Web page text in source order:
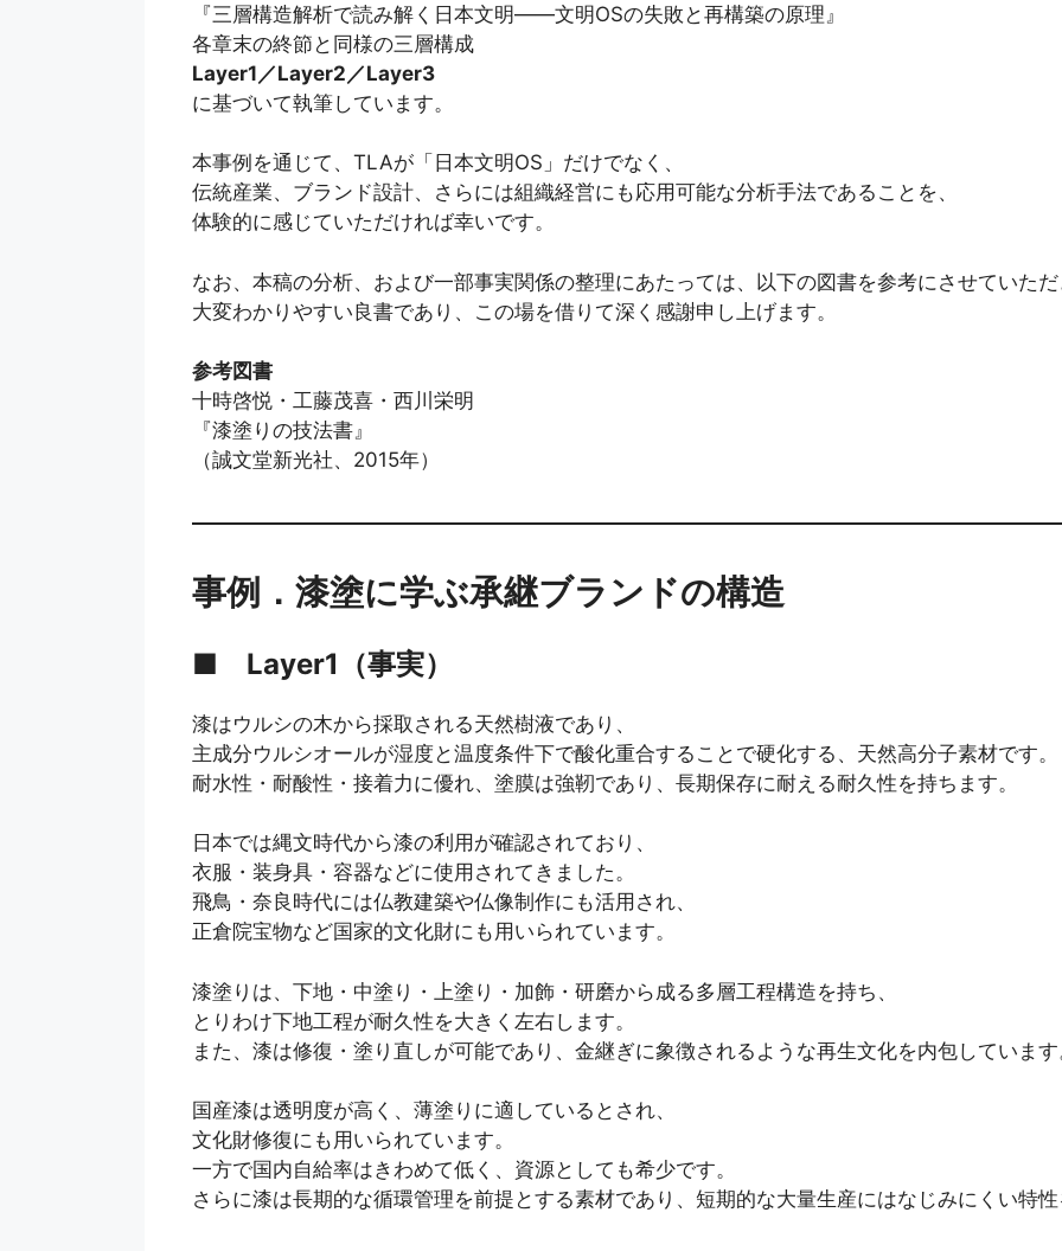
『三層構造解析で読み解く日本文明――文明OSの失敗と再構築の原理』
各章末の終節と同様の三層構成
Layer1／Layer2／Layer3
に基づいて執筆しています。
本事例を通じて、TLAが「日本文明OS」だけでなく、
伝統産業、ブランド設計、さらには組織経営にも応用可能な分析手法であることを、
体験的に感じていただければ幸いです。
なお、本稿の分析、および一部事実関係の整理にあたっては、以下の図書を参考にさせていた
大変わかりやすい良書であり、この場を借りて深く感謝申し上げます。
参考図書
十時啓悦・工藤茂喜・西川栄明
『漆塗りの技法書』
（誠文堂新光社、2015年）
事例．漆塗に学ぶ承継ブランドの構造
■ Layer1（事実）
漆はウルシの木から採取される天然樹液であり、
主成分ウルシオールが湿度と温度条件下で酸化重合することで硬化する、天然高分子素材です。
耐水性・耐酸性・接着力に優れ、塗膜は強靭であり、長期保存に耐える耐久性を持ちます。
日本では縄文時代から漆の利用が確認されており、
衣服・装身具・容器などに使用されてきました。
飛鳥・奈良時代には仏教建築や仏像制作にも活用され、
正倉院宝物など国家的文化財にも用いられています。
漆塗りは、下地・中塗り・上塗り・加飾・研磨から成る多層工程構造を持ち、
とりわけ下地工程が耐久性を大きく左右します。
また、漆は修復・塗り直しが可能であり、金継ぎに象徴されるような再生文化を内包していま
国産漆は透明度が高く、薄塗りに適しているとされ、
文化財修復にも用いられています。
一方で国内自給率はきわめて低く、資源としても希少です。
さらに漆は長期的な循環管理を前提とする素材であり、短期的な大量生産にはなじみにくい特